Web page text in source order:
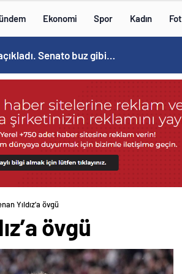
Ekonomi Spor Kadın
Senato buz gibi…
Yıldız’a övgü
övgü